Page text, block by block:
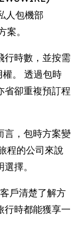
人包機部
。
行時數，並按需
。 透過包時
省卻重複預訂程
言，包時方案變
程的公司來說
擇。
戶清楚了解方
行時都能獲享一